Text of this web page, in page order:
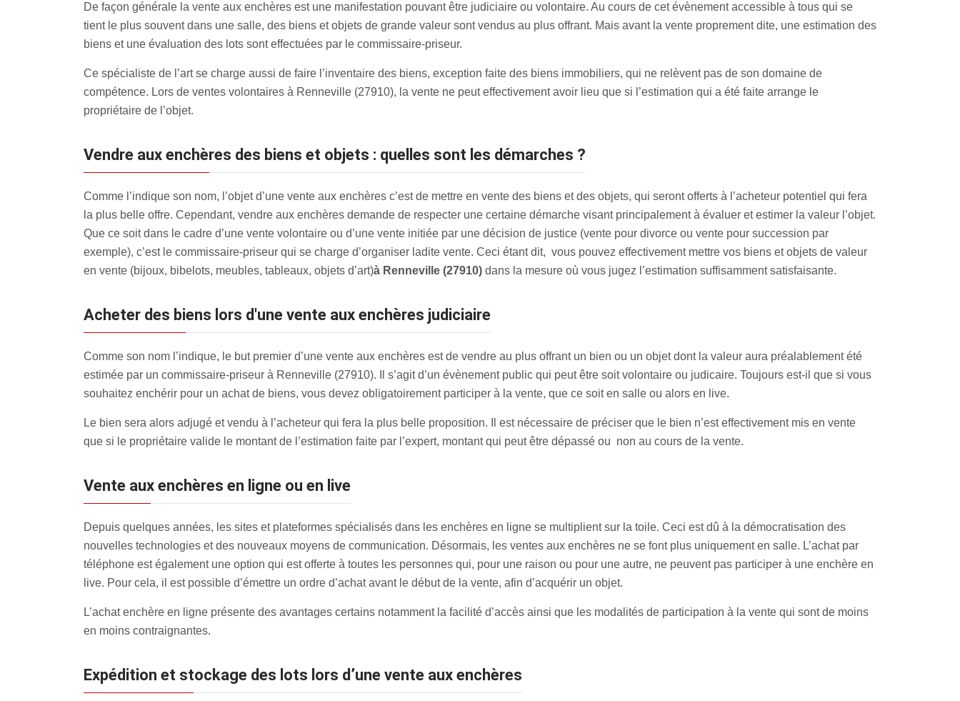
De façon générale la vente aux enchères est une manifestation pouvant être judiciaire ou volontaire. Au cours de cet évènement accessible à tous qui se
tient le plus souvent dans une salle, des biens et objets de grande valeur sont vendus au plus offrant. Mais avant la vente proprement dite, une estimation des
biens et une évaluation des lots sont effectuées par le commissaire-priseur.
Ce spécialiste de l’art se charge aussi de faire l’inventaire des biens, exception faite des biens immobiliers, qui ne relèvent pas de son domaine de
compétence. Lors de ventes volontaires à Renneville (27910), la vente ne peut effectivement avoir lieu que si l’estimation qui a été faite arrange le
propriétaire de l’objet.
Vendre aux enchères des biens et objets : quelles sont les démarches ?
Comme l’indique son nom, l’objet d’une vente aux enchères c’est de mettre en vente des biens et des objets, qui seront offerts à l’acheteur potentiel qui fera
la plus belle offre. Cependant, vendre aux enchères demande de respecter une certaine démarche visant principalement à évaluer et estimer la valeur l’objet.
Que ce soit dans le cadre d’une vente volontaire ou d’une vente initiée par une décision de justice (vente pour divorce ou vente pour succession par
exemple), c’est le commissaire-priseur qui se charge d’organiser ladite vente. Ceci étant dit, vous pouvez effectivement mettre vos biens et objets de valeur
en vente (bijoux, bibelots, meubles, tableaux, objets d’art)à Renneville (27910) dans la mesure où vous jugez l’estimation suffisamment satisfaisante.
Acheter des biens lors d'une vente aux enchères judiciaire
Comme son nom l’indique, le but premier d’une vente aux enchères est de vendre au plus offrant un bien ou un objet dont la valeur aura préalablement été
estimée par un commissaire-priseur à Renneville (27910). Il s’agit d’un évènement public qui peut être soit volontaire ou judicaire. Toujours est-il que si vous
souhaitez enchérir pour un achat de biens, vous devez obligatoirement participer à la vente, que ce soit en salle ou alors en live.
Le bien sera alors adjugé et vendu à l’acheteur qui fera la plus belle proposition. Il est nécessaire de préciser que le bien n’est effectivement mis en vente
que si le propriétaire valide le montant de l’estimation faite par l’expert, montant qui peut être dépassé ou non au cours de la vente.
Vente aux enchères en ligne ou en live
Depuis quelques années, les sites et plateformes spécialisés dans les enchères en ligne se multiplient sur la toile. Ceci est dû à la démocratisation des
nouvelles technologies et des nouveaux moyens de communication. Désormais, les ventes aux enchères ne se font plus uniquement en salle. L’achat par
téléphone est également une option qui est offerte à toutes les personnes qui, pour une raison ou pour une autre, ne peuvent pas participer à une enchère en
live. Pour cela, il est possible d’émettre un ordre d’achat avant le début de la vente, afin d’acquérir un objet.
L’achat enchère en ligne présente des avantages certains notamment la facilité d’accès ainsi que les modalités de participation à la vente qui sont de moins
en moins contraignantes.
Expédition et stockage des lots lors d’une vente aux enchères